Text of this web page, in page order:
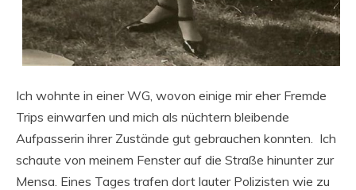
Ich wohnte in einer WG, wovon einige mir eher Fremde
Trips einwarfen und mich als nüchtern bleibende
Aufpasserin ihrer Zustände gut gebrauchen konnten. Ich
schaute von meinem Fenster auf die Straße hinunter zur
Mensa. Eines Tages trafen dort lauter Polizisten wie zu